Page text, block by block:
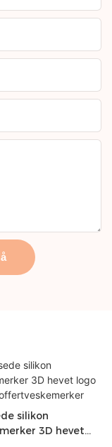
silikon
3D hevet